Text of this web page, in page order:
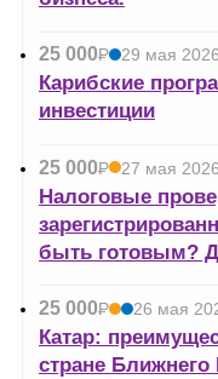
25 000Р
УБ.
29 мая 2026
Карибские
инвестиции
25 000Р
УБ.
27 мая 2026
Налоговые
быть готовым?
25 000Р
УБ.
26 мая
Катар:
стране